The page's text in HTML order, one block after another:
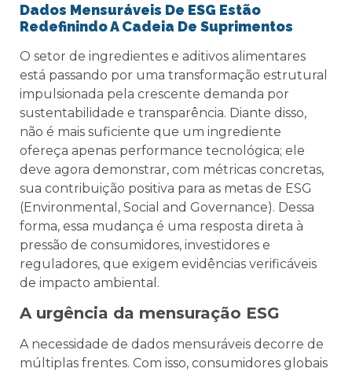
Dados Mensuráveis De ESG Estão
Redefinindo A Cadeia De Suprimentos
O setor de ingredientes e aditivos alimentares
está passando por uma transformação estrutural
impulsionada pela crescente demanda por
sustentabilidade e transparência. Diante disso,
não é mais suficiente que um ingrediente
ofereça apenas performance tecnológica; ele
deve agora demonstrar, com métricas concretas,
sua contribuição positiva para as metas de ESG
(Environmental, Social and Governance). Dessa
forma, essa mudança é uma resposta direta à
pressão de consumidores, investidores e
reguladores, que exigem evidências verificáveis
de impacto ambiental.
A urgência da mensuração ESG
A necessidade de dados mensuráveis decorre de
múltiplas frentes. Com isso, consumidores globais